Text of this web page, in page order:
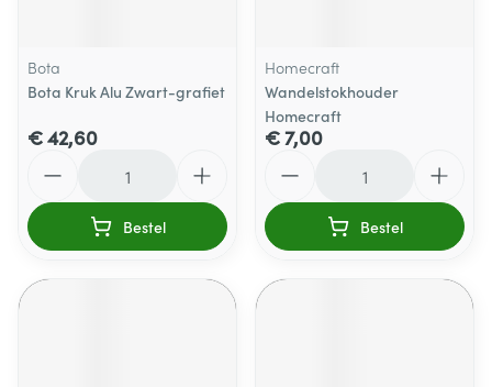
Bota
Bota Kruk Alu Zwart-grafiet
€ 42,60
Bestel
Homecraft
Wandelstokhouder
Homecraft
€ 7,00
Bestel